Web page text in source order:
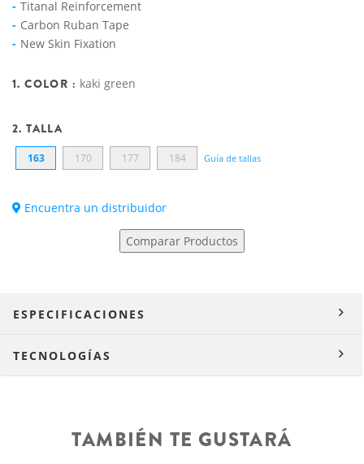
Titanal Reinforcement
Carbon Ruban Tape
New Skin Fixation
1. COLOR : kaki green
2. TALLA
163 170 177 184 Guía de tallas
Encuentra un distribuidor
Comparar Productos
ESPECIFICACIONES
TECNOLOGÍAS
TAMBIÉN TE GUSTARÁ